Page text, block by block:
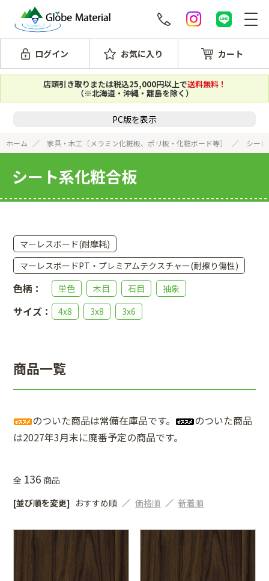
ログイン お気に入り カート
店頭引き取りまたは税込25,000円以上で送料無料！
（※北海道・沖縄・離島を除く）
PC版を表示
ホーム 家具・木工〔メラミン化粧板、ポリ板・化粧ボード等〕 シー
シート系化粧合板
マーレスボード(耐摩耗)
マーレスボードPT・プレミアムテクスチャー(耐擦り傷性)
色柄： 単色 木目 石目 抽象
サイズ： 4x8 3x8 3x6
商品一覧
のついた商品は常備在庫品です。
のついた商品
は2027年3月末に廃番予定の商品です。
全 136 商品
[並び順を変更] おすすめ順 価格順 新着順